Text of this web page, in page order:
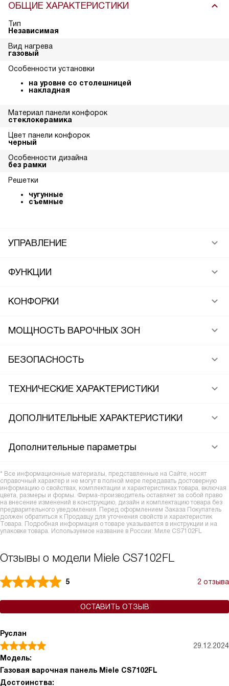
ОБЩИЕ ХАРАКТЕРИСТИКИ
Тип
Независимая
Вид нагрева
газовый
Особенности установки
на уровне со столешницей
накладная
Материал панели конфорок
стеклокерамика
Цвет панели конфорок
черный
Особенности дизайна
без рамки
Решетки
чугунные
съемные
УПРАВЛЕНИЕ
ФУНКЦИИ
КОНФОРКИ
МОЩНОСТЬ ВАРОЧНЫХ ЗОН
БЕЗОПАСНОСТЬ
ТЕХНИЧЕСКИЕ ХАРАКТЕРИСТИКИ
ДОПОЛНИТЕЛЬНЫЕ ХАРАКТЕРИСТИКИ
Дополнительные параметры
* Все информационные материалы, представленные на Сайте, носят
справочный характер и не могут в полной мере передавать достоверную
информацию о свойствах, комплектации и характеристиках товара, включая
цвета, размеры и формы. Фирма-производитель оставляет за собой право
на внесение изменений в конструкцию, дизайн и комплектацию товара без
предварительного уведомления. Перед оформлением Заказа Покупатель
должен обратиться к Продавцу для уточнения свойств и характеристик
Товара. Подробная информация о товаре указывается в инструкции и на
упаковке товара. Используемое название в России: Миле CS7102FL
Отзывы о модели Miele CS7102FL
5 2 отзыва
ОСТАВИТЬ ОТЗЫВ
Руслан
29.12.2024
Модель:
Газовая варочная панель Miele CS7102FL
Достоинства: